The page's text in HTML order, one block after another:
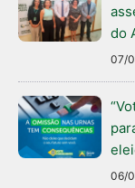
do
07/
06/